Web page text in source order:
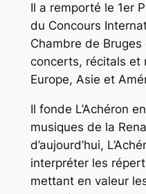
Il a remporté le 1er
du Concours
Chambre de
concerts, récitals et
Europe, Asie et
Il fonde L’Achéron
musiques de la
d’aujourd’hui,
interpréter les
mettant en valeur